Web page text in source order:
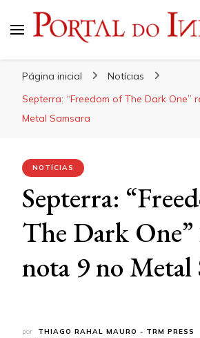
Página inicial
Notícias
Septerra: “Freedom of The Dark One”
Metal Samsara
NOTÍCIAS
Septerra:
The Dark One”
nota 9 no Metal
por
THIAGO RAHAL MAURO - TRM PRESS